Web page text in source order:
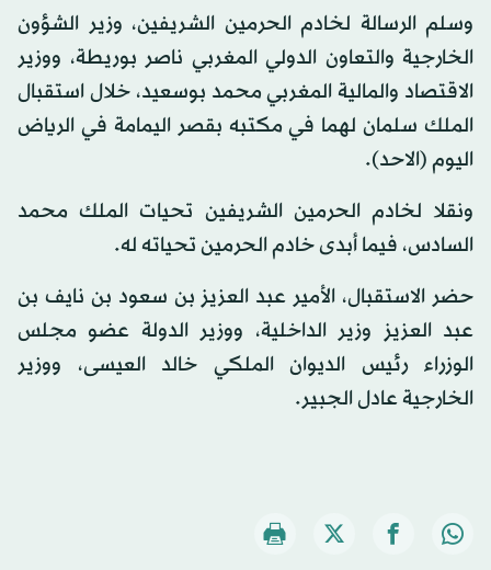
وسلم الرسالة لخادم الحرمين الشريفين، وزير الشؤون
الخارجية والتعاون الدولي المغربي ناصر بوريطة، ووزير
الاقتصاد والمالية المغربي محمد بوسعيد، خلال استقبال
الملك سلمان لهما في مكتبه بقصر اليمامة في الرياض
اليوم (الاحد).
ونقلا لخادم الحرمين الشريفين تحيات الملك محمد
السادس، فيما أبدى خادم الحرمين تحياته له.
حضر الاستقبال، الأمير عبد العزيز بن سعود بن نايف بن
عبد العزيز وزير الداخلية، ووزير الدولة عضو مجلس
الوزراء رئيس الديوان الملكي خالد العيسى، ووزير
الخارجية عادل الجبير.